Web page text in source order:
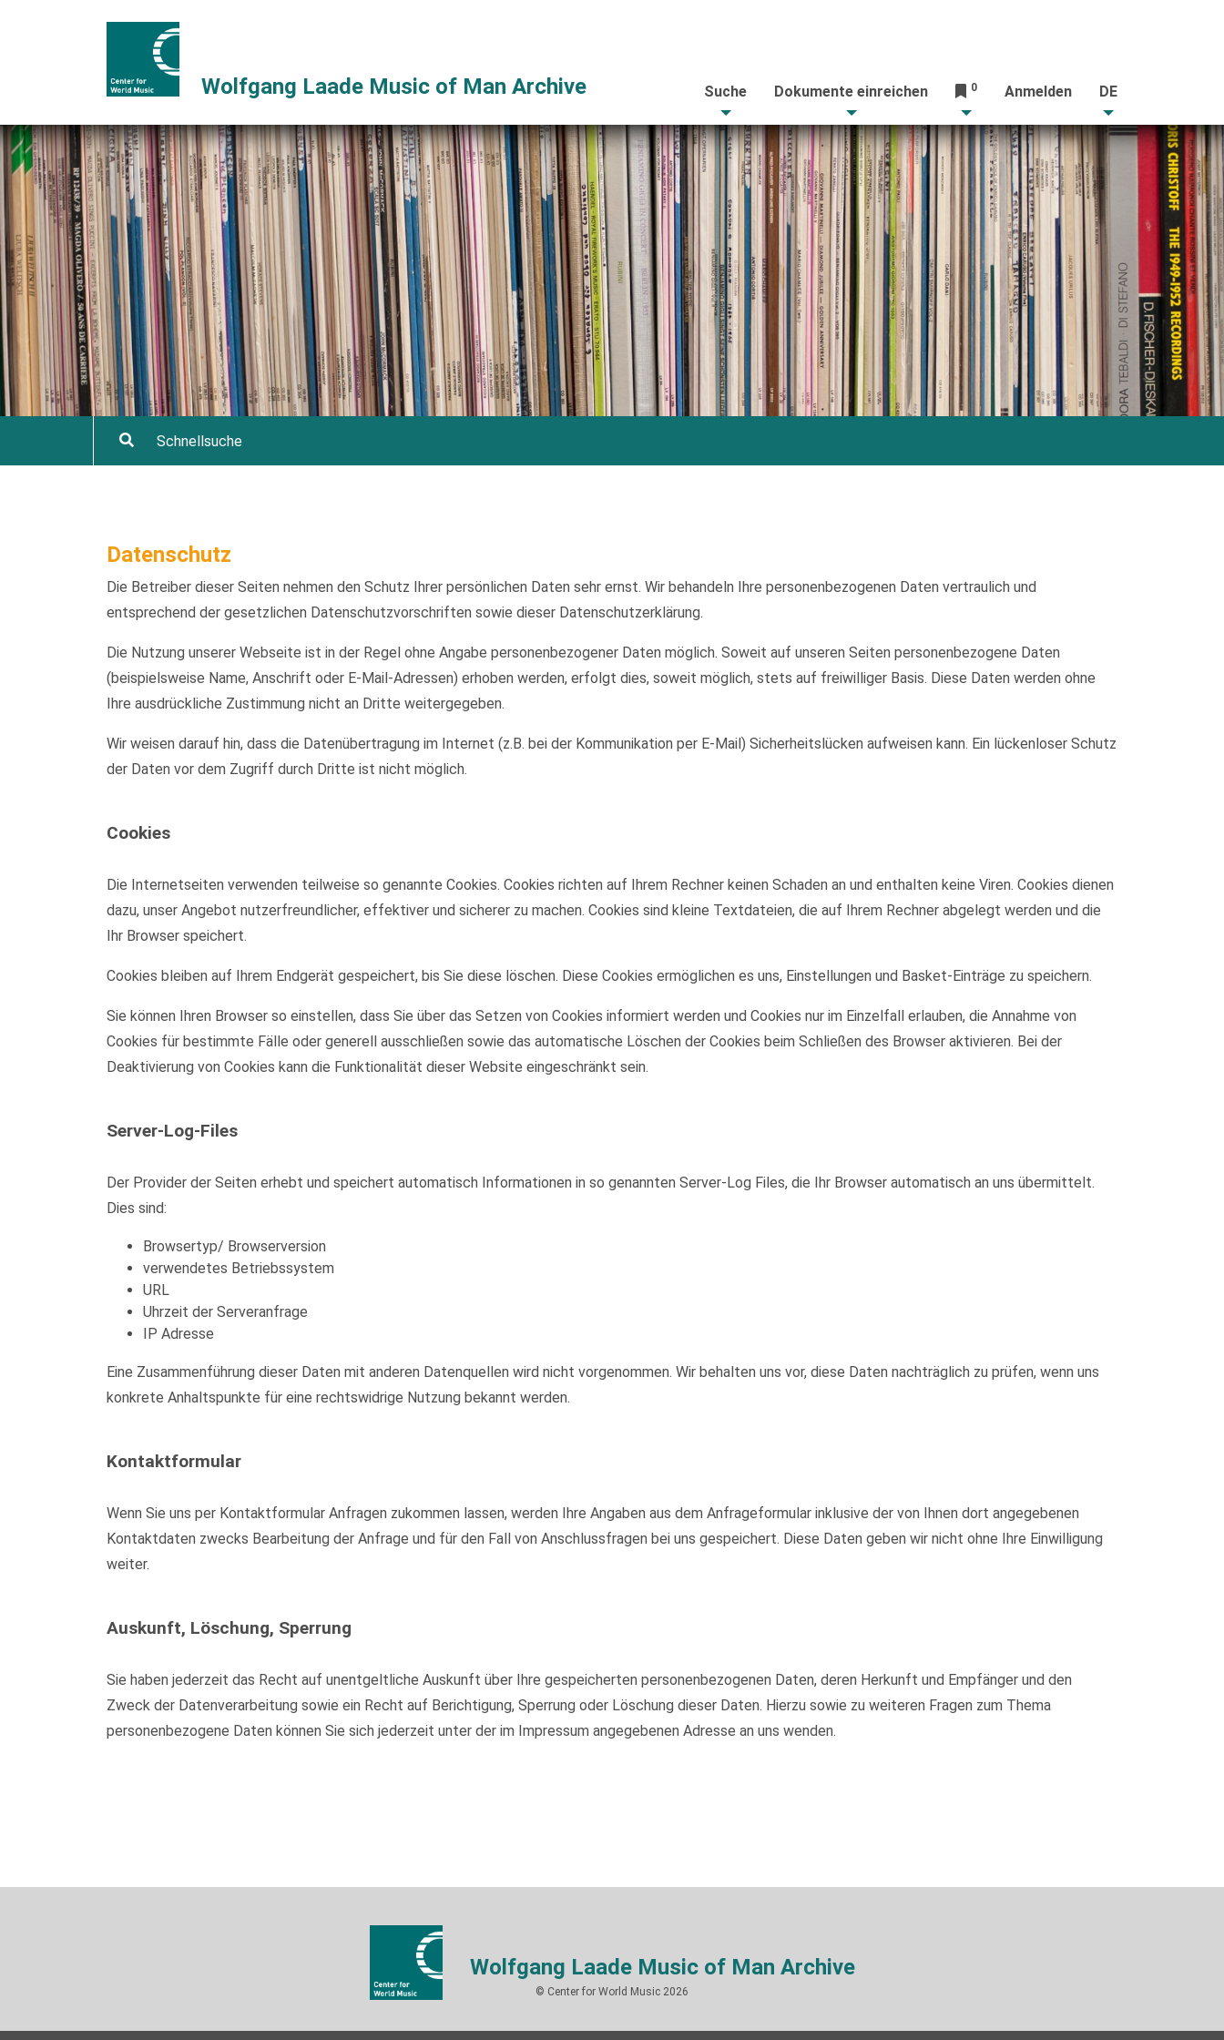
Wolfgang Laade Music of Man Archive Suche Dokumente einreichen 0 Anmelden DE
Datenschutz
Die Betreiber dieser Seiten nehmen den Schutz Ihrer persönlichen Daten sehr ernst. Wir behandeln Ihre personenbezogenen Daten vertraulich und
entsprechend der gesetzlichen Datenschutzvorschriften sowie dieser Datenschutzerklärung.
Die Nutzung unserer Webseite ist in der Regel ohne Angabe personenbezogener Daten möglich. Soweit auf unseren Seiten personenbezogene Daten
(beispielsweise Name, Anschrift oder E-Mail-Adressen) erhoben werden, erfolgt dies, soweit möglich, stets auf freiwilliger Basis. Diese Daten werden ohne
Ihre ausdrückliche Zustimmung nicht an Dritte weitergegeben.
Wir weisen darauf hin, dass die Datenübertragung im Internet (z.B. bei der Kommunikation per E-Mail) Sicherheitslücken aufweisen kann. Ein lückenloser Schutz
der Daten vor dem Zugriff durch Dritte ist nicht möglich.
Cookies
Die Internetseiten verwenden teilweise so genannte Cookies. Cookies richten auf Ihrem Rechner keinen Schaden an und enthalten keine Viren. Cookies dienen
dazu, unser Angebot nutzerfreundlicher, effektiver und sicherer zu machen. Cookies sind kleine Textdateien, die auf Ihrem Rechner abgelegt werden und die
Ihr Browser speichert.
Cookies bleiben auf Ihrem Endgerät gespeichert, bis Sie diese löschen. Diese Cookies ermöglichen es uns, Einstellungen und Basket-Einträge zu speichern.
Sie können Ihren Browser so einstellen, dass Sie über das Setzen von Cookies informiert werden und Cookies nur im Einzelfall erlauben, die Annahme von
Cookies für bestimmte Fälle oder generell ausschließen sowie das automatische Löschen der Cookies beim Schließen des Browser aktivieren. Bei der
Deaktivierung von Cookies kann die Funktionalität dieser Website eingeschränkt sein.
Server-Log-Files
Der Provider der Seiten erhebt und speichert automatisch Informationen in so genannten Server-Log Files, die Ihr Browser automatisch an uns übermittelt.
Dies sind:
Browsertyp/ Browserversion
verwendetes Betriebssystem
URL
Uhrzeit der Serveranfrage
IP Adresse
Eine Zusammenführung dieser Daten mit anderen Datenquellen wird nicht vorgenommen. Wir behalten uns vor, diese Daten nachträglich zu prüfen, wenn uns
konkrete Anhaltspunkte für eine rechtswidrige Nutzung bekannt werden.
Kontaktformular
Wenn Sie uns per Kontaktformular Anfragen zukommen lassen, werden Ihre Angaben aus dem Anfrageformular inklusive der von Ihnen dort angegebenen
Kontaktdaten zwecks Bearbeitung der Anfrage und für den Fall von Anschlussfragen bei uns gespeichert. Diese Daten geben wir nicht ohne Ihre Einwilligung
weiter.
Auskunft, Löschung, Sperrung
Sie haben jederzeit das Recht auf unentgeltliche Auskunft über Ihre gespeicherten personenbezogenen Daten, deren Herkunft und Empfänger und den
Zweck der Datenverarbeitung sowie ein Recht auf Berichtigung, Sperrung oder Löschung dieser Daten. Hierzu sowie zu weiteren Fragen zum Thema
personenbezogene Daten können Sie sich jederzeit unter der im Impressum angegebenen Adresse an uns wenden.
Wolfgang Laade Music of Man Archive
© Center for World Music 2026